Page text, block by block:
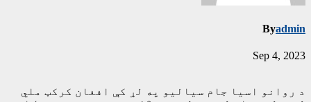
Byadmin
Sep 4, 2023
د روانو اسیا جام سیالیو په لړ کې افغان کرکټ ملي